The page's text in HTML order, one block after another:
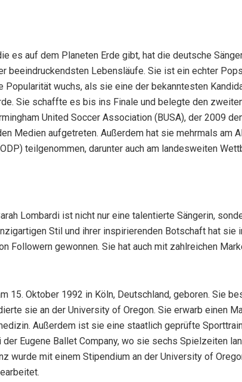
es auf dem Planeten Erde gibt, hat die deutsche
beeindruckendsten Lebensläufe. Sie ist ein echter
Popularität wuchs, als sie eine der bekanntesten
Sie schaffte es bis ins Finale und belegte den
United Soccer Association (BUSA), der 2009
Medien aufgetreten. Außerdem hat sie mehrmals am
teilgenommen, darunter auch am landesweiten
Lombardi ist nicht nur eine talentierte Sängerin,
Stil und ihrer inspirierenden Botschaft hat sie
Followern gewonnen. Sie hat auch mit zahlreichen
15. Oktober 1992 in Köln, Deutschland, geboren. Sie
sie an der University of Oregon. Sie erwarb einen
Außerdem ist sie eine staatlich geprüfte
der Eugene Ballet Company, wo sie sechs Spielzeiten
wurde mit einem Stipendium an der University of